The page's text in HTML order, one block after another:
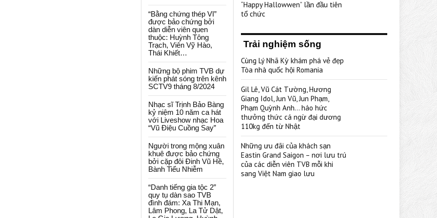
“Bằng chứng thép VI”
được bảo chứng bởi
dàn diễn viên quen
thuộc: Huỳnh Tông
Trạch, Viên Vỹ Hào,
Thái Khiết…
Những bộ phim TVB dự
kiến phát sóng trên kênh
SCTV9 tháng 8/2024
Nhạc sĩ Trịnh Bảo Bàng
kỷ niệm 10 năm ca hát
với Liveshow nhạc Hoa
“Vũ Điệu Cuồng Say”
Người trong mộng xuân
khuê được bảo chứng
bởi cặp đôi Đinh Vũ Hề,
Bành Tiểu Nhiễm
“Danh tiếng gia tộc 2”
quy tụ dàn sao TVB
đình đám: Xa Thi Mạn,
Lâm Phong, La Tử Dật,
“Happy Hallowwen” lần đầu tiên
tổ chức
Trải nghiệm sống
Cùng Lý Nhã Kỳ khám phá vẻ đẹp
Tòa nhà quốc hội Romania
Gil Lê, Vũ Cát Tường, Hương
Giang Idol, Jun Vũ, Jun Phạm,
Phạm Quỳnh Anh… háo hức
thưởng thức cá ngừ đại dương
110kg đến từ Nhật
Những ưu đãi của khách sạn
Eastin Grand Saigon – nơi lưu trú
của các diễn viên TVB mỗi khi
sang Việt Nam giao lưu